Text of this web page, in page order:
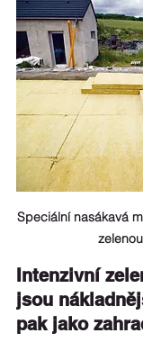
Speciální nasákavá
Intenzivní
jsou
pak jako